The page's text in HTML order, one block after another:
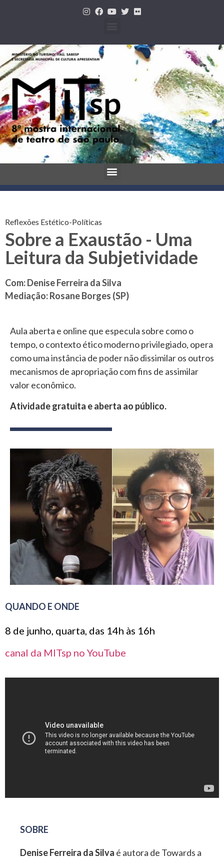
Reflexões Estético-Políticas
Sobre a Exaustão - Uma
Leitura da Subjetividade
Com: Denise Ferreira da Silva
Mediação: Rosane Borges (SP)
Aula aberta e online que especula sobre como o
tempo, o contexto ético moderno privilegiado, opera
como uma instância de poder não dissimilar os outros
mecanismos de apropriação com fins de assimilar
valor econômico.
Atividade gratuita e aberta ao público.
QUANDO E ONDE
8 de junho, quarta, das 14h às 16h
canal da MITsp no YouTube
SOBRE
Denise Ferreira da Silva é autora de Towards a